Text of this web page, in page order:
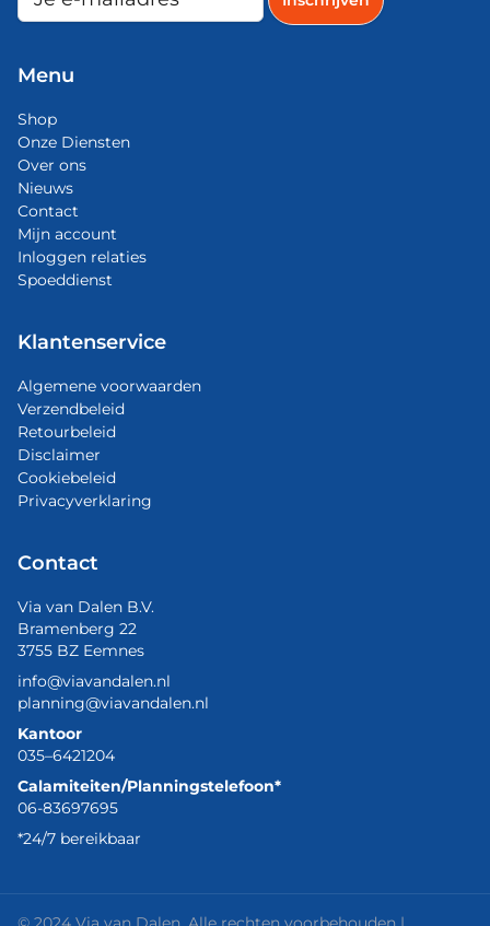
Menu
Shop
Onze Diensten
Over ons
Nieuws
Contact
Mijn account
Inloggen relaties
Spoeddienst
Klantenservice
Algemene voorwaarden
Verzendbeleid
Retourbeleid
Disclaimer
Cookiebeleid
Privacyverklaring
Contact
Via van Dalen B.V.
Bramenberg 22
3755 BZ Eemnes
info@viavandalen.nl
planning@viavandalen.nl
Kantoor
035–6421204
Calamiteiten/Planningstelefoon*
06-83697695
*24/7 bereikbaar